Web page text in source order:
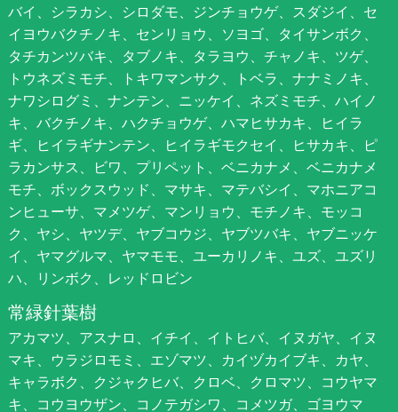
バイ、シラカシ、シロダモ、ジンチョウゲ、スダジイ、セ
イヨウバクチノキ、センリョウ、ソヨゴ、タイサンボク、
タチカンツバキ、タブノキ、タラヨウ、チャノキ、ツゲ、
トウネズミモチ、トキワマンサク、トベラ、ナナミノキ、
ナワシログミ、ナンテン、ニッケイ、ネズミモチ、ハイノ
キ、バクチノキ、ハクチョウゲ、ハマヒサカキ、ヒイラ
ギ、ヒイラギナンテン、ヒイラギモクセイ、ヒサカキ、ピ
ラカンサス、ビワ、プリペット、ベニカナメ、ベニカナメ
モチ、ボックスウッド、マサキ、マテバシイ、マホニアコ
ンヒューサ、マメツゲ、マンリョウ、モチノキ、モッコ
ク、ヤシ、ヤツデ、ヤブコウジ、ヤブツバキ、ヤブニッケ
イ、ヤマグルマ、ヤマモモ、ユーカリノキ、ユズ、ユズリ
ハ、リンボク、レッドロビン
常緑針葉樹
アカマツ、アスナロ、イチイ、イトヒバ、イヌガヤ、イヌ
マキ、ウラジロモミ、エゾマツ、カイヅカイブキ、カヤ、
キャラボク、クジャクヒバ、クロベ、クロマツ、コウヤマ
キ、コウヨウザン、コノテガシワ、コメツガ、ゴヨウマ